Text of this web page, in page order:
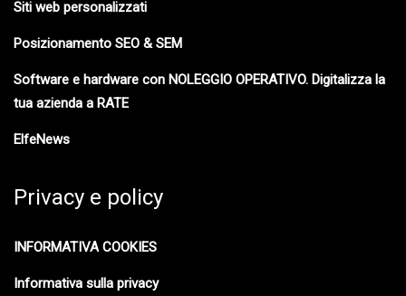
Siti web personalizzati
Posizionamento SEO & SEM
Software e hardware con NOLEGGIO OPERATIVO. Digitalizza la
tua azienda a RATE
ElfeNews
Privacy e policy
INFORMATIVA COOKIES
Informativa sulla privacy